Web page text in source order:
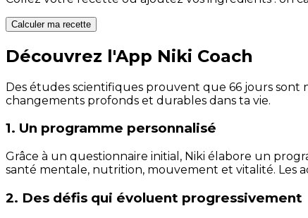
Calculer ma recette
Découvrez l'App Niki Coach
Des études scientifiques prouvent que 66 jours sont
changements profonds et durables dans ta vie.
1. Un programme personnalisé
Grâce à un questionnaire initial, Niki élabore un
santé mentale, nutrition, mouvement et vitalité. Les
2. Des défis qui évoluent progressivement